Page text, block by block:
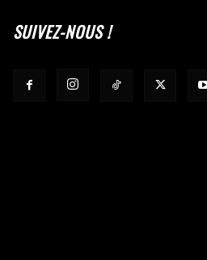
SUIVEZ-NOUS !